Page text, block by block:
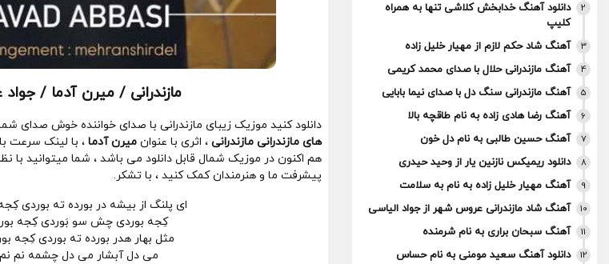
2
دانلود آهنگ خدابخش کلاشی تنها به همراه
کلیپ
3 آهنگ شاد حکم لازم از مهیار خلیل زاده
4 آهنگ مازندرانی حلال با صدای محمد کریمی
5 آهنگ مازندرانی سنگ دل با صدای نیما بابایی
6 آهنگ رضا هادی زاده به نام طاقچه بالا
7 آهنگ حسین طالبی به نام دل خون
8 دانلود ریمیکس نازنین یار از وحید حیدری
9 آهنگ مهیار خلیل زاده به نام به سلامت
10 آهنگ شاد مازندرانی عروس شهر از جواد الیاسی
11 آهنگ سبحان براری به نام شرمنده
12 دانلود آهنگ سعید مومنی به نام حساس
مازندرانی / میرن آدما /
دانلود کنید موزیک زیبای مازندرانی با صدای خواننده خوش صدای
های مازندرانی مازندرانی ، اثری با عنوان میرن آدما ، با لینک سرعت
هم اکنون در موزیک شمال قابل دانلود می باشد ، شما میتوانید با
پیشرفت ما و هنرمندان کمک کنید ، با تشکر.
ای پلنگ از بیشه در بورده ته بوردی
کِجه بوردی چش سو بَوردی کِجه
مثل بهار هدر بورده ته بوردی کِجه
می دل آبشار می دل چشمه نم